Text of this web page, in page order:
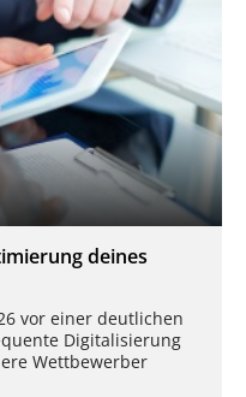
deines
vor einer deutlichen
Digitalisierung
Wettbewerber